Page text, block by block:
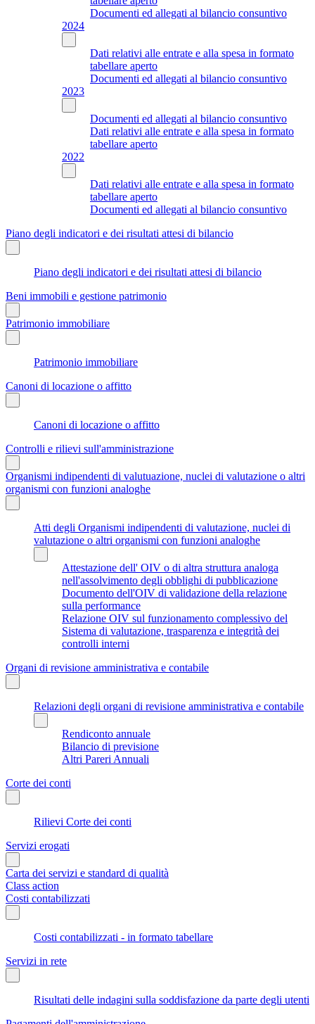
Documenti ed allegati al bilancio consuntivo
2024
Dati relativi alle entrate e alla spesa in formato
tabellare aperto
Documenti ed allegati al bilancio consuntivo
2023
Documenti ed allegati al bilancio consuntivo
Dati relativi alle entrate e alla spesa in formato
tabellare aperto
2022
Dati relativi alle entrate e alla spesa in formato
tabellare aperto
Documenti ed allegati al bilancio consuntivo
Piano degli indicatori e dei risultati attesi di bilancio
Piano degli indicatori e dei risultati attesi di bilancio
Beni immobili e gestione patrimonio
Patrimonio immobiliare
Patrimonio immobiliare
Canoni di locazione o affitto
Canoni di locazione o affitto
Controlli e rilievi sull'amministrazione
Organismi indipendenti di valutuazione, nuclei di valutazione o altri
organismi con funzioni analoghe
Atti degli Organismi indipendenti di valutazione, nuclei di
valutazione o altri organismi con funzioni analoghe
Attestazione dell' OIV o di altra struttura analoga
nell'assolvimento degli obblighi di pubblicazione
Documento dell'OIV di validazione della relazione
sulla performance
Relazione OIV sul funzionamento complessivo del
Sistema di valutazione, trasparenza e integrità dei
controlli interni
Organi di revisione amministrativa e contabile
Relazioni degli organi di revisione amministrativa e contabile
Rendiconto annuale
Bilancio di previsione
Altri Pareri Annuali
Corte dei conti
Rilievi Corte dei conti
Servizi erogati
Carta dei servizi e standard di qualità
Class action
Costi contabilizzati
Costi contabilizzati - in formato tabellare
Servizi in rete
Risultati delle indagini sulla soddisfazione da parte degli utenti